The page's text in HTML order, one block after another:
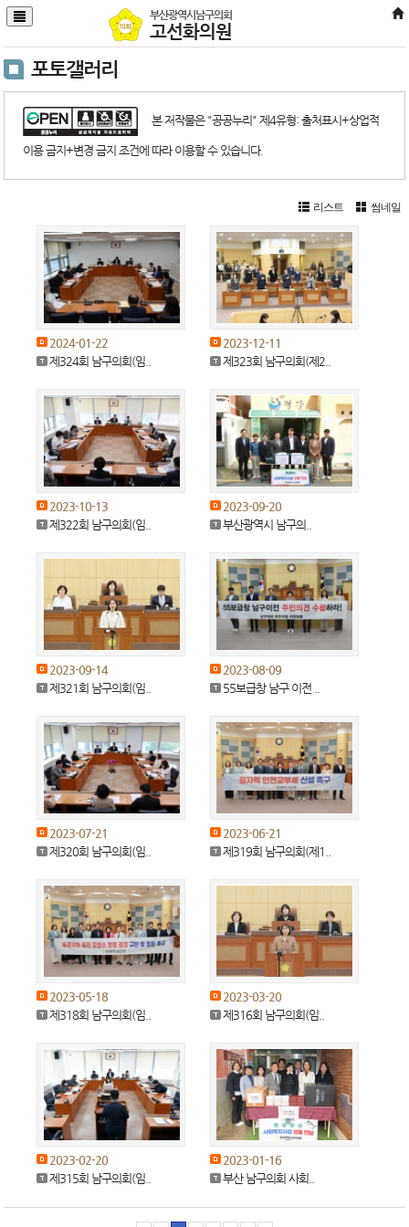
본문바로가기
부산광역시남구의회
고선화의원
포토갤러리
본 저작물은 "공공누리" 제4유형: 출처표시+상업적
이용 금지+변경 금지 조건에 따라 이용할 수 있습니다.
리스트 썸네일
2024-01-22
제324회 남구의회(임..
2023-12-11
제323회 남구의회(제2..
2023-10-13
제322회 남구의회(임..
2023-09-20
부산광역시 남구의..
2023-09-14
제321회 남구의회(임..
2023-08-09
55보급창 남구 이전 ..
2023-07-21
제320회 남구의회(임..
2023-06-21
제319회 남구의회(제1..
2023-05-18
제318회 남구의회(임..
2023-03-20
제316회 남구의회(임..
2023-02-20
제315회 남구의회(임..
2023-01-16
부산 남구의회 사회..